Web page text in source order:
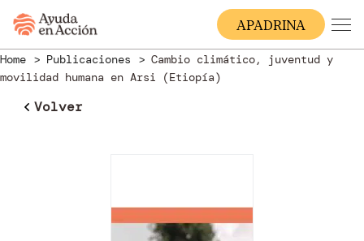
APADRINA
Home Publicaciones
Cambio climático, juventud y
movilidad humana en Arsi (Etiopía)
Volver